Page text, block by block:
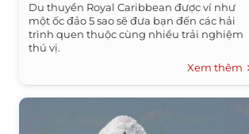
Du thuyền Royal Caribbean được ví như
một ốc đảo 5 sao sẽ đưa bạn đến các hải
trình quen thuộc cùng nhiều trải nghiệm
thú vị.
Xem thêm